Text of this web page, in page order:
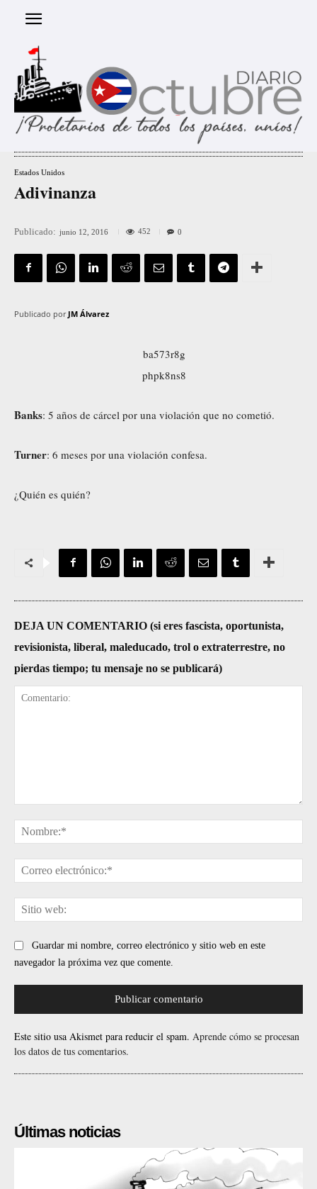
Estados Unidos
Adivinanza
Publicado: junio 12, 2016 452 0
Publicado por JM Álvarez
Banks: 5 años de cárcel por una violación que no cometió.
Turner: 6 meses por una violación confesa.
¿Quién es quién?
DEJA UN COMENTARIO (si eres fascista, oportunista,
revisionista, liberal, maleducado, trol o extraterrestre, no
pierdas tiempo; tu mensaje no se publicará)
Guardar mi nombre, correo electrónico y sitio web en este
navegador la próxima vez que comente.
Este sitio usa Akismet para reducir el spam. Aprende cómo se procesan
los datos de tus comentarios.
Últimas noticias